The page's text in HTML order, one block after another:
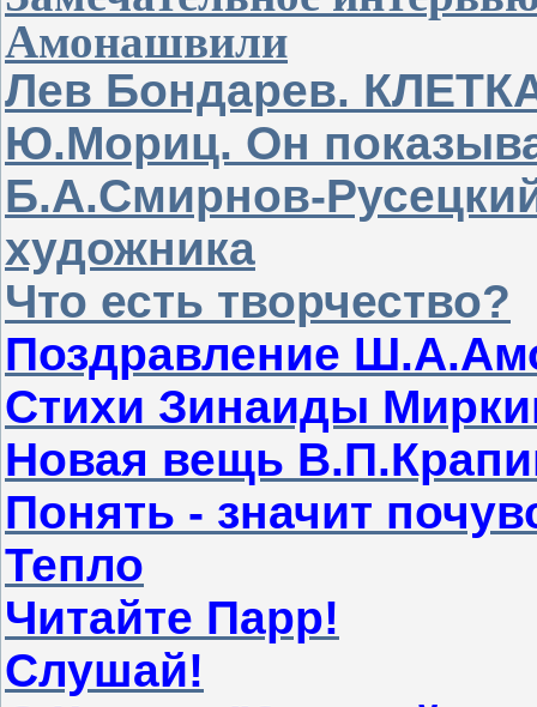
Амонашвили
Лев Бондарев.
Ю.Мориц. Он
Б.А.Смирнов-
художника
Что есть творчество?
Поздравление
Стихи Зинаиды
Новая вещь
Понять - значит
Тепло
Читайте Парр!
Слушай!